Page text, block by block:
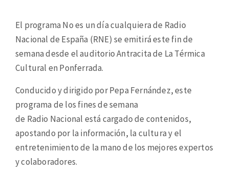
El programa No es un día cualquiera de Radio
Nacional de España (RNE) se emitirá este fin de
semana desde el auditorio Antracita de La Térmica
Cultural en Ponferrada.
Conducido y dirigido por Pepa Fernández, este
programa de los fines de semana
de Radio Nacional está cargado de contenidos,
apostando por la información, la cultura y el
entretenimiento de la mano de los mejores expertos
y colaboradores.